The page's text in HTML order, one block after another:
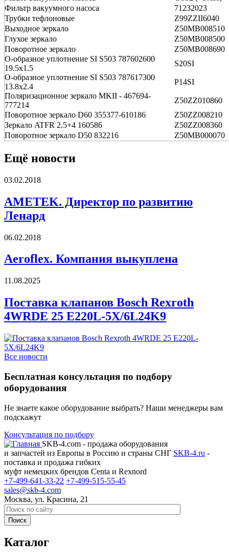
Фильтр вакуумного насоса
71232023
Трубки тефлоновые
Z99ZZII6040
Выходное зеркало
Z50MB008510
Глухое зеркало
Z50MB008500
Поворотное зеркало
Z50MB008690
О-образное уплотнение SI S503 787602600
19.5x1.5
S20SI
О-образное уплотнение SI S503 787617300
13.8x2.4
P14SI
Поляризационное зеркало MKII - 467694-
777214
Z50ZZ010860
Поворотное зеркало D60 355377-610186
Z50ZZ008210
Зеркало ATFR 2.5+4 160586
Z50ZZ008360
Поворотное зеркало D50 832216
Z50MB000070
Ещё новости
03.02.2018
AMETEK. Директор по развитию
Ленард
06.02.2018
Aeroflex. Компания выкуплена
11.08.2025
Поставка клапанов Bosch Rexroth
4WRDE 25 E220L-5X/6L24K9
Все новости
Бесплатная консультация по подбору
оборудования
Не знаете какое оборудование выбрать? Наши менеджеры вам
подскажут
Консультация по подбору
SKB-4.com - продажа оборудования
и запчастей из Европы в Россию и страны СНГ SKB-4.ru -
поставка и продажа гибких
муфт немецких брендов Centa и Rexnord
+7-499-641-33-22 +7-499-515-55-45
sales@skb-4.com
Москва, ул. Красина, 21
Каталог